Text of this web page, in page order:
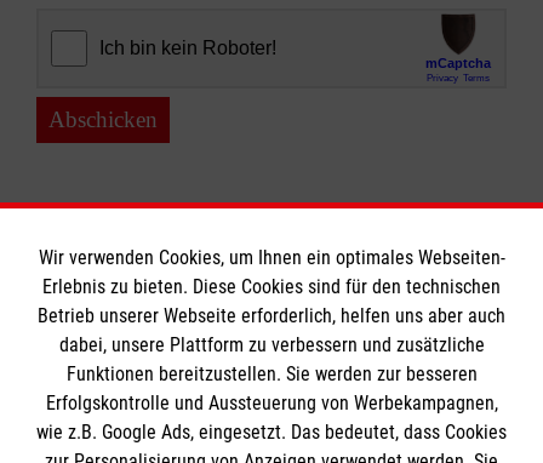
Abschicken
Informationen
Impressum
Datenschutz
Die Malteser
Wir verwenden Cookies, um Ihnen ein optimales Webseiten-
Erlebnis zu bieten. Diese Cookies sind für den technischen
Betrieb unserer Webseite erforderlich, helfen uns aber auch
dabei, unsere Plattform zu verbessern und zusätzliche
Funktionen bereitzustellen. Sie werden zur besseren
Erfolgskontrolle und Aussteuerung von Werbekampagnen,
wie z.B. Google Ads, eingesetzt. Das bedeutet, dass Cookies